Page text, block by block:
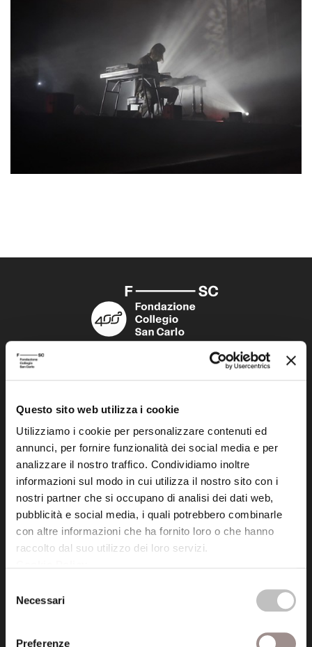
Questo sito web utilizza i cookie
Utilizziamo i cookie per personalizzare contenuti ed
annunci, per fornire funzionalità dei social media e per
analizzare il nostro traffico. Condividiamo inoltre
informazioni sul modo in cui utilizza il nostro sito con i
nostri partner che si occupano di analisi dei dati web,
pubblicità e social media, i quali potrebbero combinarle
con altre informazioni che ha fornito loro o che hanno
raccolto dal suo utilizzo dei loro servizi.
delNecessari
Preferenze
Fondazione Collegio San Carlo
Via San Carlo 5
P.I. 00641060363
tel. 059.421211
info@fondazionesancarlo.it
Posta certificata (PEC)
fondazionecollegiosancarlo@legalmail.it